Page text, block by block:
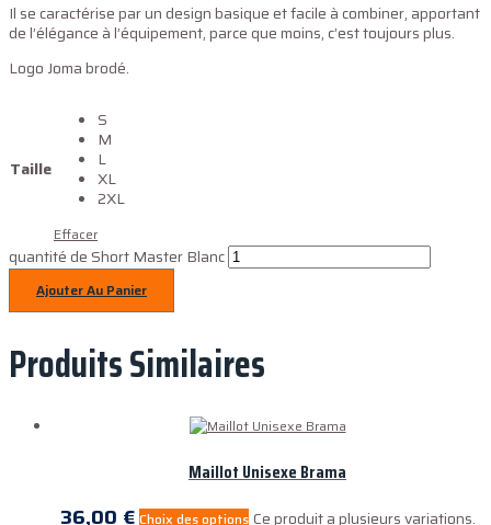
Il se caractérise par un design basique et facile à combiner, apportant
de l’élégance à l’équipement, parce que moins, c’est toujours plus.
Logo Joma brodé.
Taille
S
M
L
XL
2XL
Effacer
quantité de Short Master Blanc
Ajouter Au Panier
Produits Similaires
Maillot Unisexe Brama
36,00 € Choix des options Ce produit a plusieurs variations.